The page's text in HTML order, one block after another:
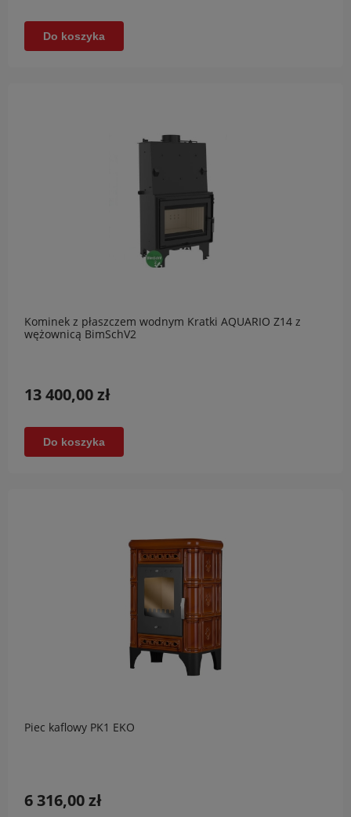
Do koszyka
Kominek z płaszczem wodnym Kratki AQUARIO Z14 z
wężownicą BimSchV2
13 400,00 zł
Do koszyka
Piec kaflowy PK1 EKO
6 316,00 zł